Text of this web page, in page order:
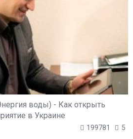
воды) - Как открыть
в Украине
199781 5